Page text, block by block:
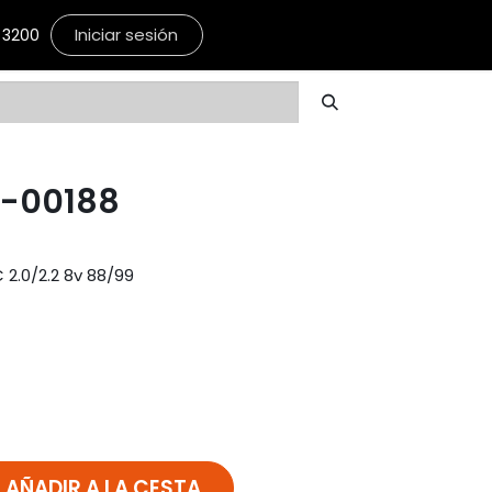
Iniciar sesión
2.0/2.2 8v 88/99